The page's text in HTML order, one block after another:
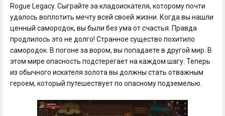
Rogue Legacy. Сыграйте за кладоискателя, которому почти
удалось воплотить мечту всей своей жизни. Когда вы нашли
ценный самородок, вы были без ума от счастья. Правда
продлилось это не долго! Странное существо похитило
самородок. В погоне за вором, вы попадаете в другой мир. В
этом мире опасность подстерегает на каждом шагу. Теперь
из обычного искателя золота вы должны стать отважным
героем, который путешествует по опасному подземелью.